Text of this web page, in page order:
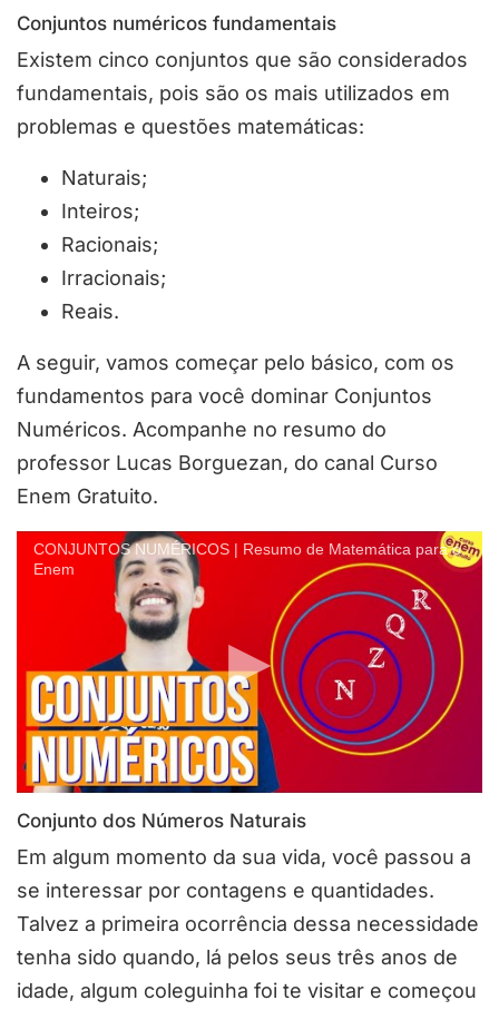
Conjuntos numéricos fundamentais
Existem cinco conjuntos que são considerados
fundamentais, pois são os mais utilizados em
problemas e questões matemáticas:
Naturais;
Inteiros;
Racionais;
Irracionais;
Reais.
A seguir, vamos começar pelo básico, com os
fundamentos para você dominar Conjuntos
Numéricos. Acompanhe no resumo do
professor Lucas Borguezan, do canal Curso
Enem Gratuito.
CONJUNTOS NUMÉRICOS | Resumo de Matemática para o
Enem
Conjunto dos Números Naturais
Em algum momento da sua vida, você passou a
se interessar por contagens e quantidades.
Talvez a primeira ocorrência dessa necessidade
tenha sido quando, lá pelos seus três anos de
idade, algum coleguinha foi te visitar e começou